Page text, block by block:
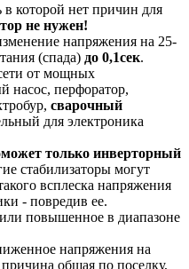
в которой нет причин для
не нужен!
напряжения на 25-
(спада) до 0,1сек.
от мощных
насос, перфоратор,
сварочный
для электроника
только инверторный
стабилизаторы могут
всплеска напряжения
- повредив ее.
или повышенное в диапазоне
напряжения на
общая по поселку,